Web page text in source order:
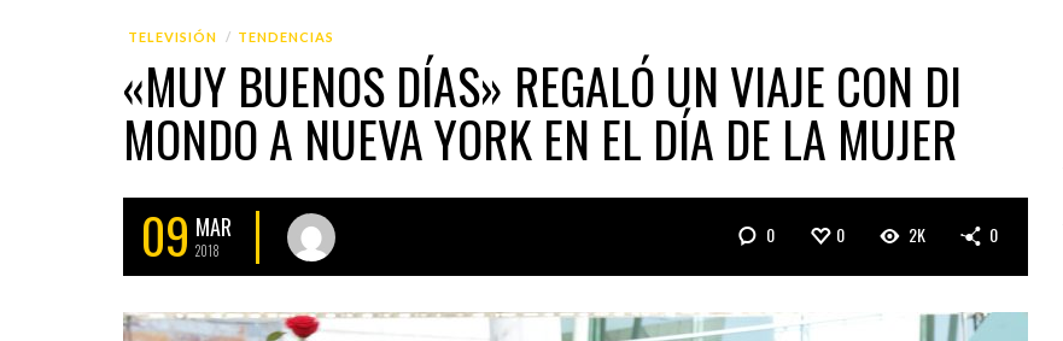
TELEVISIÓN TENDENCIAS
«MUY BUENOS DÍAS» REGALÓ UN VIAJE CON DI
MONDO A NUEVA YORK EN EL DÍA DE LA MUJER
09 MAR
2018
0 0 2K 0